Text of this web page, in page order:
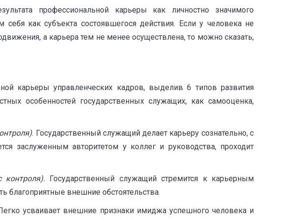
профессиональной карьеры как личностно значимого
себя как субъекта состоявшегося действия. Если у человека не
а карьера тем не менее осуществлена, то можно сказать,
карьеры управленческих кадров, выделив 6 типов развития
особенностей государственных служащих, как самооценка,
. Государственный служащий делает карьеру сознательно, с
заслуженным авторитетом у коллег и руководства, проходит
контроля). Государственный служащий стремится к карьерным
благоприятные внешние обстоятельства.
усваивает внешние признаки имиджа успешного человека и